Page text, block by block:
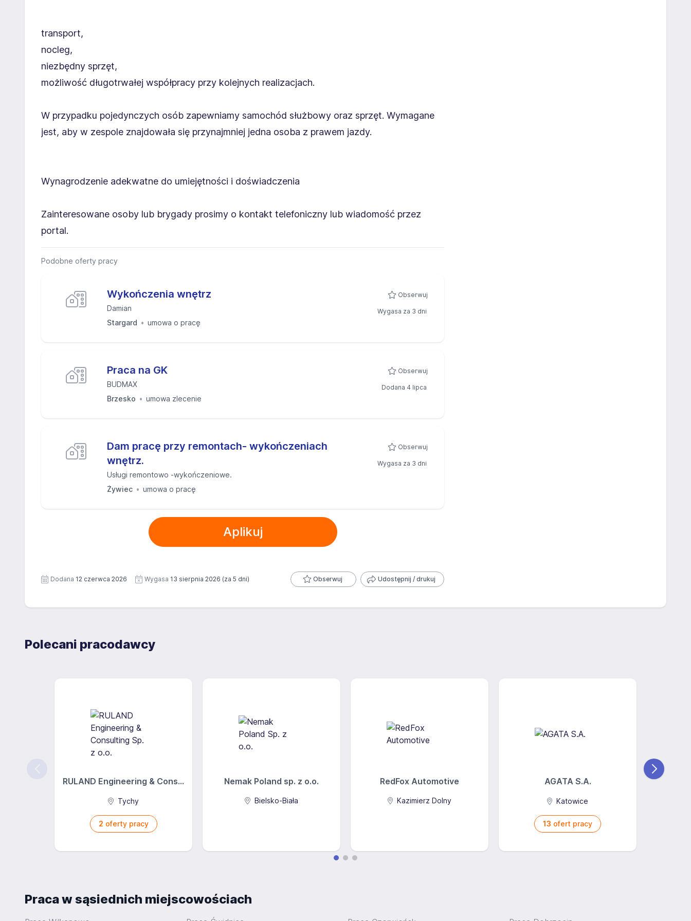
transport,
nocleg,
niezbędny sprzęt,
możliwość długotrwałej współpracy przy kolejnych realizacjach.
W przypadku pojedynczych osób zapewniamy samochód służbowy oraz sprzęt. Wymagane
jest, aby w zespole znajdowała się przynajmniej jedna osoba z prawem jazdy.
Wynagrodzenie adekwatne do umiejętności i doświadczenia
Zainteresowane osoby lub brygady prosimy o kontakt telefoniczny lub wiadomość przez
portal.
Podobne oferty pracy
Wykończenia wnętrz
Damian
Stargard
umowa o pracę
Obserwuj
Wygasa za 3 dni
Praca na GK
BUDMAX
Brzesko
umowa zlecenie
Obserwuj
Dodana 4 lipca
Dam pracę przy remontach- wykończeniach
wnętrz.
Usługi remontowo -wykończeniowe.
Żywiec
umowa o pracę
Obserwuj
Wygasa za 3 dni
Aplikuj
Dodana 12 czerwca 2026 Wygasa 13 sierpnia 2026 (za 5 dni) Obserwuj Udostępnij / drukuj
Polecani pracodawcy
RULAND Engineering & Cons...
Tychy
2 oferty pracy
Nemak Poland sp. z o.o.
Bielsko-Biała
RedFox Automotive
Kazimierz Dolny
AGATA S.A.
Katowice
13 ofert pracy
Praca w sąsiednich miejscowościach